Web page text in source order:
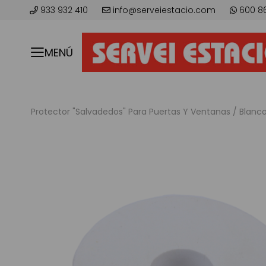
933 932 410 info@serveiestacio.com 600
MENÚ
Protector "Salvadedos" Para Puertas Y Ventanas /